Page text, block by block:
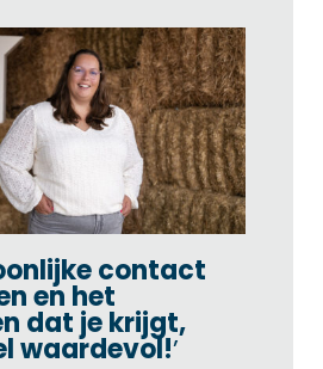
contact
en het
dat je krijgt,
waardevol!